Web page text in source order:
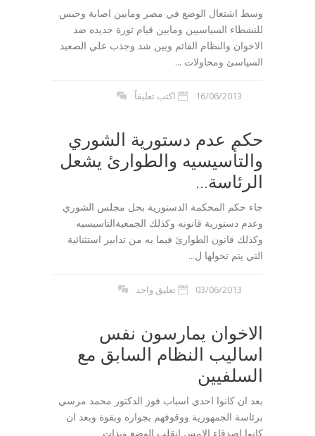
وسط اشتعال الوضع في مصر ومابين اصابة وحبس
للنشطاء السياسيين ومابين قيام ثورة جديده ضد
الاخوان والنظام القائم وبين شد وجذب علي الصعيد
السياسئ ومحاولات ...
16/06/2013 اكتب تعليقاً
حكم عدم دستورية الشوري
والتأسيسيه والطوارئ يشعل
الرئاسة...
جاء حكم المحكمة الدستورية بحل مجلس الشوري
وعدم دستورية قانونه وكذلك الجمعيةالتاسيسيه
وكذلك قانون الطوارئ فيما به من تدابير استثنائية
التي يتم تخولها ل...
03/06/2013 تعليق واحد
الاخوان يمارسون نفس
اساليب النظام السابق مع
السلفيين
بعد ان كانوا احدي اسباب فوز الدكتور محمد مرسي
برئاسة الجمهورية ووقوفهم بجواره وبقوة وبعد ان
كانوا اصدقاء الامس انقلب الوضع وبدات